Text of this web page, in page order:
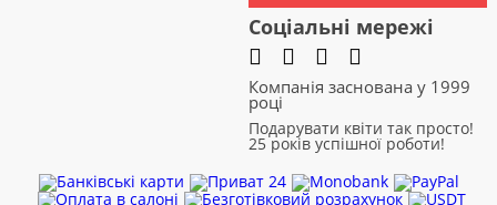
Соціальні мережі
Компанія заснована у 1999
році
Подарувати квіти так просто!
25 років успішної роботи!